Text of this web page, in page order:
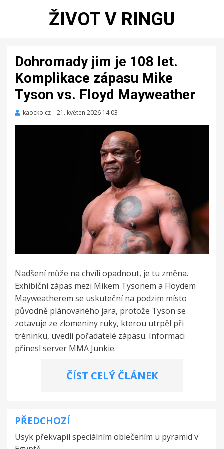
ŽIVOT V RINGU
Dohromady jim je 108 let.
Komplikace zápasu Mike
Tyson vs. Floyd Mayweather
kaocko.cz
Zveřejněno
21. květen 2026 14:03
Nadšení může na chvíli opadnout, je tu změna.
Exhibiční zápas mezi Mikem Tysonem a Floydem
Mayweatherem se uskuteční na podzim místo
původně plánovaného jara, protože Tyson se
zotavuje ze zlomeniny ruky, kterou utrpěl při
tréninku, uvedli pořadatelé zápasu. Informaci
přinesl server MMA Junkie.
ČÍST CELÝ ČLÁNEK
Navigace
pro
PŘEDCHOZÍ
Usyk překvapil speciálním oblečením u pyramid v